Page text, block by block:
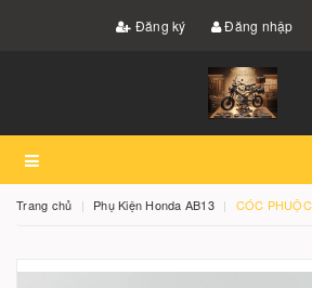
Đăng ký Đăng nhập
Trang chủ Phụ Kiện Honda AB13 CÓC